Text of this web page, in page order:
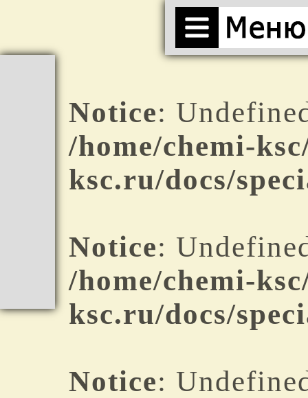
Notice:
/home/chemi-
ksc.ru/docs/
Notice:
/home/chemi-
ksc.ru/docs/
Notice: